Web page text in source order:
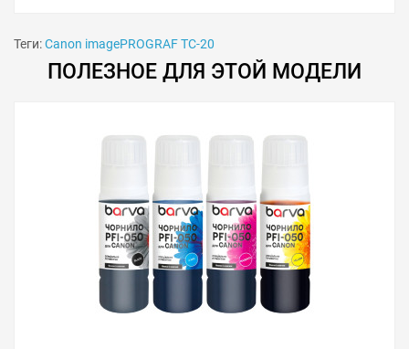
Особенности использования
Сброс памперса рекомендуется делать тогда, когда
уровень отработки не ниже 15 %. Иногда может не
Теги:Canon imagePROGRAF TC-20
ПОЛЕЗНОЕ ДЛЯ ЭТОЙ МОДЕЛИ